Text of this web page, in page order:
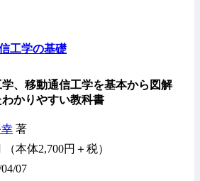
工学の基礎
、移動通信工学を基本から図解
かりやすい教科書
著
本体2,700円＋税）
07